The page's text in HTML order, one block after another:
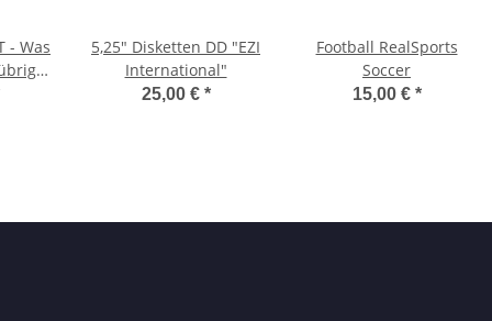
- Was
5,25" Disketten DD "EZI
International"
25,00 € *
Football RealSports
Soccer
15,00 € *